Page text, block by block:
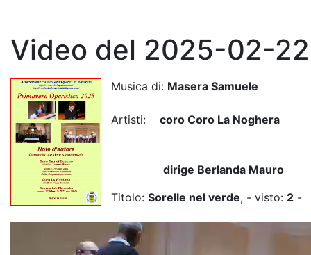
Video del 2025-02-22
Musica di: Masera Samuele
Artisti: coro Coro La Noghera
dirige Berlanda Mauro
Titolo: Sorelle nel verde, - visto: 2 -